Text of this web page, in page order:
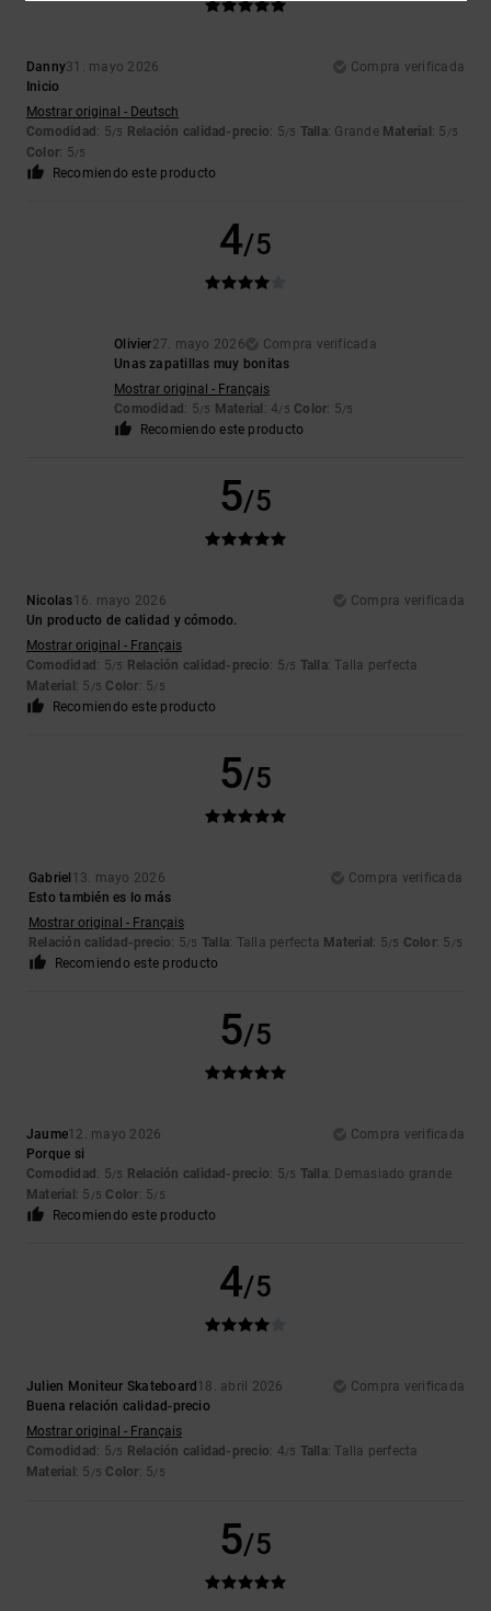
Danny31. mayo 2026
Compra verificada
Inicio
Mostrar original - Deutsch
Comodidad : 5/5 Relación calidad-precio: 5/5 Talla: Grande Material : 5 /5
Color: 5/5
Recomiendo este producto
4/5
Olivier27. mayo 2026
Compra verificada
Unas zapatillas muy bonitas
Mostrar original - Français
Comodidad : 5/5 Material : 4/5 Color: 5/5
Recomiendo este producto
5/5
Nicolas16. mayo 2026
Compra verificada
Un producto de calidad y cómodo.
Mostrar original - Français
Comodidad : 5/5 Relación calidad-precio: 5/5 Talla: Talla perfecta
Material : 5 /5 Color: 5/5
Recomiendo este producto
5/5
Gabriel 13. mayo 2026
Compra verificada
Esto también es lo más
Mostrar original - Français
Relación calidad-precio: 5/5 Talla: Talla perfecta Material : 5/5 Color: 5 /5
Recomiendo este producto
5/5
Jaume12. mayo 2026
Compra verificada
Porque si
Comodidad : 5/5 Relación calidad-precio: 5/5 Talla: Demasiado grande
Material : 5 /5 Color: 5/5
Recomiendo este producto
4/5
Julien Moniteur Skateboard 18. abril 2026
Compra verificada
Buena relación calidad-precio
Mostrar original - Français
Comodidad : 5/5 Relación calidad-precio: 4/5 Talla: Talla perfecta
Material : 5 /5 Color: 5/5
5/5